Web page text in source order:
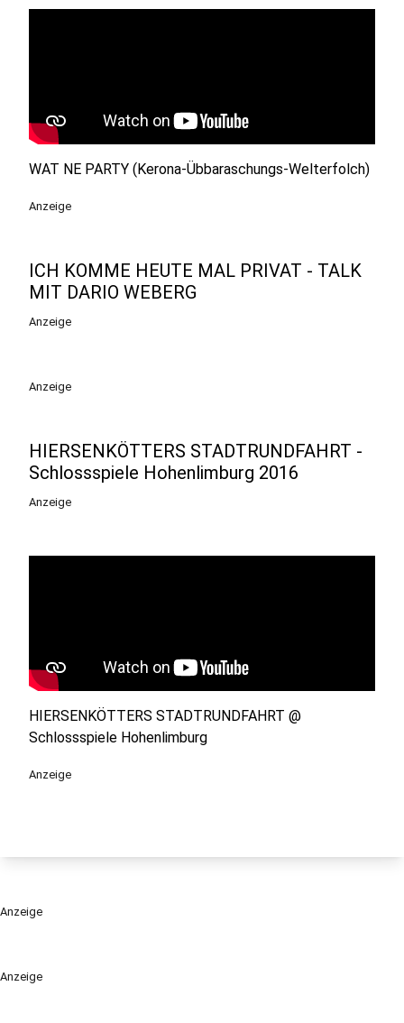
Anzeige
WAT NE PARTY (Kerona-Übbaraschungs-Welterfolch)
Anzeige
ICH KOMME HEUTE MAL PRIVAT - TALK
MIT DARIO WEBERG
Anzeige
Anzeige
HIERSENKÖTTERS STADTRUNDFAHRT -
Schlossspiele Hohenlimburg 2016
Anzeige
HIERSENKÖTTERS STADTRUNDFAHRT @
Schlossspiele Hohenlimburg
Anzeige
Anzeige